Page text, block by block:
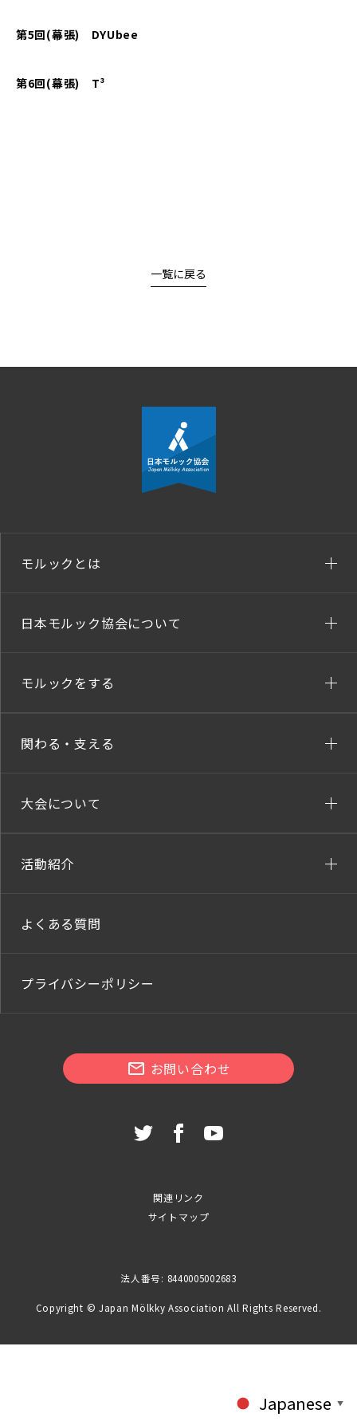
第5回(幕張) DYUbee
第6回(幕張) T³
一覧に戻る
モルックとは
日本モルック協会について
モルックをする
関わる・支える
大会について
活動紹介
よくある質問
プライバシーポリシー
お問い合わせ
関連リンク
サイトマップ
法人番号: 8440005002683
Copyright © Japan Mölkky Association All Rights Reserved.
Japanese ▼